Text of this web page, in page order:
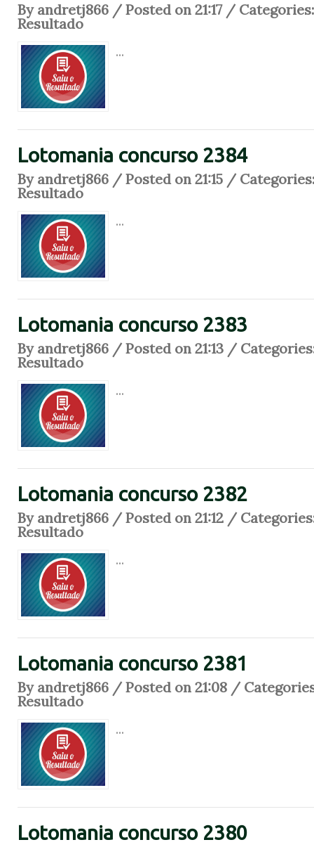
By andretj866 / Posted on 21:17 /
Resultado
...
Lotomania concurso 2384
By andretj866 / Posted on 21:15 /
Resultado
...
Lotomania concurso 2383
By andretj866 / Posted on 21:13 /
Resultado
...
Lotomania concurso 2382
By andretj866 / Posted on 21:12 /
Resultado
...
Lotomania concurso 2381
By andretj866 / Posted on 21:08 /
Resultado
...
Lotomania concurso 2380